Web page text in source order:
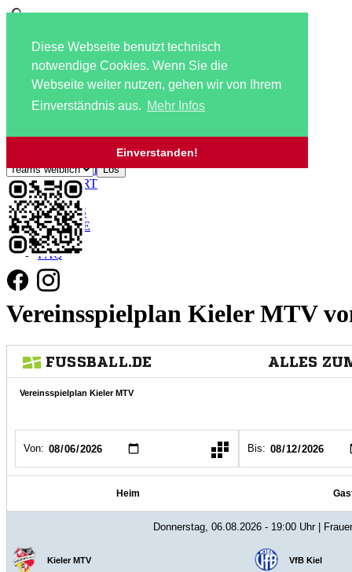
Diese Webseite benutzt technisch
notwendige Cookies. Wenn Sie die
Webseite weiter nutzen, gehen wir von Ihrem
Einverständnis aus. Mehr Infos
Einverstanden!
Navigation überspringen
HOME
KONTAKT
ANFAHRT
JOBS!!!
SCHIRIS
SERVICE
LINKS
FAQ
Vereinsspielplan Kieler MTV